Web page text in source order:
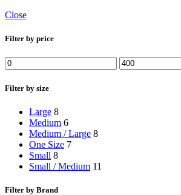
Close
Filter by price
Min
price
Max
price
Filter by size
Large 8
Medium 6
Medium / Large 8
One Size 7
Small 8
Small / Medium 11
Filter by Brand